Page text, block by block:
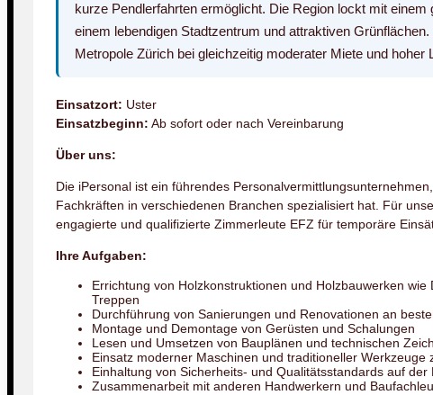
kurze Pendlerfahrten ermöglicht. Die Region lockt mit einem
einem lebendigen Stadtzentrum und attraktiven
Metropole Zürich bei gleichzeitig moderater Miete und hoher
Einsatzort: Uster
Einsatzbeginn: Ab sofort oder nach Vereinbarung
Über uns:
Die iPersonal ist ein führendes
Fachkräften in verschiedenen Branchen spezialisiert hat. Für
engagierte und qualifizierte Zimmerleute EFZ für temporäre
Ihre Aufgaben:
Errichtung von Holzkonstruktionen und Holzbauwerken
Treppen
Durchführung von Sanierungen und Renovationen an
Montage und Demontage von Gerüsten und Schalungen
Lesen und Umsetzen von Bauplänen und technischen
Einsatz moderner Maschinen und traditioneller Werkzeuge
Einhaltung von Sicherheits- und Qualitätsstandards auf der
Zusammenarbeit mit anderen Handwerkern und